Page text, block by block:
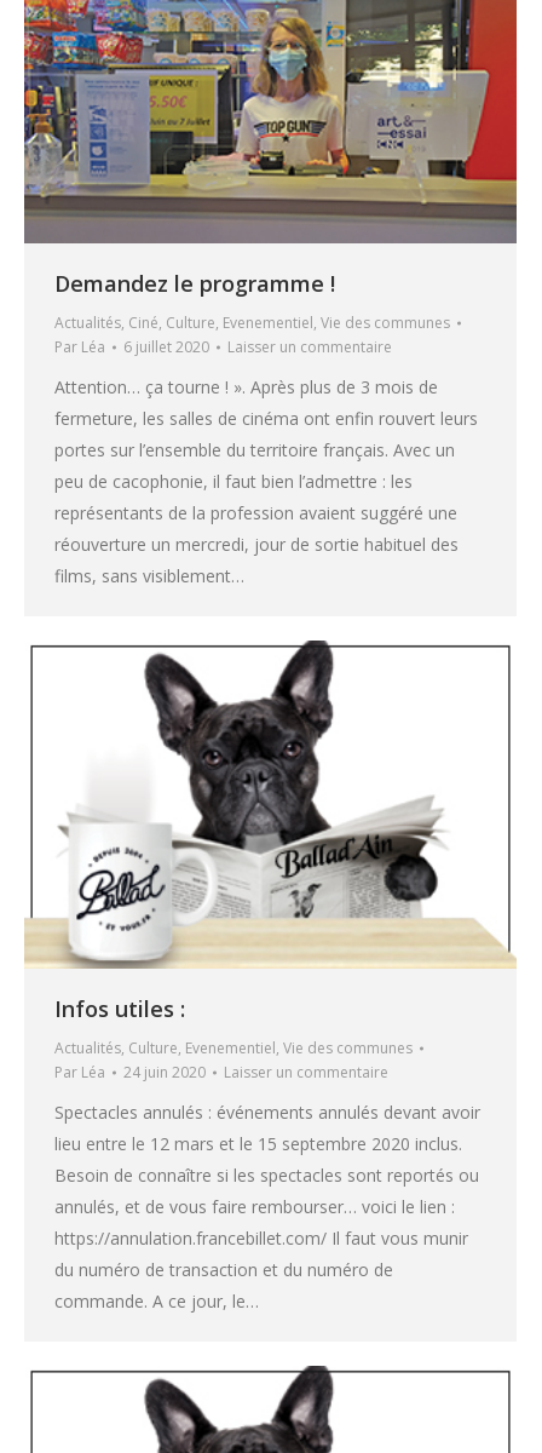
Demandez le programme !
Actualités, Ciné, Culture, Evenementiel, Vie des communes
Par Léa 6 juillet 2020 Laisser un commentaire
Attention… ça tourne ! ». Après plus de 3 mois de
fermeture, les salles de cinéma ont enfin rouvert leurs
portes sur l’ensemble du territoire français. Avec un
peu de cacophonie, il faut bien l’admettre : les
représentants de la profession avaient suggéré une
réouverture un mercredi, jour de sortie habituel des
films, sans visiblement…
Infos utiles :
Actualités, Culture, Evenementiel, Vie des communes
Par Léa 24 juin 2020 Laisser un commentaire
Spectacles annulés : événements annulés devant avoir
lieu entre le 12 mars et le 15 septembre 2020 inclus.
Besoin de connaître si les spectacles sont reportés ou
annulés, et de vous faire rembourser… voici le lien :
https://annulation.francebillet.com/ Il faut vous munir
du numéro de transaction et du numéro de
commande. A ce jour, le…